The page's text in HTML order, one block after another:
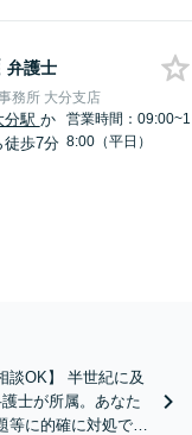
弁護士
務所 大分支店
分駅 か
徒歩7分
営業時間：09:00~1
8:00（平日）
談OK】 半世紀に及
士が所属。あなた
等に的確に対処でき